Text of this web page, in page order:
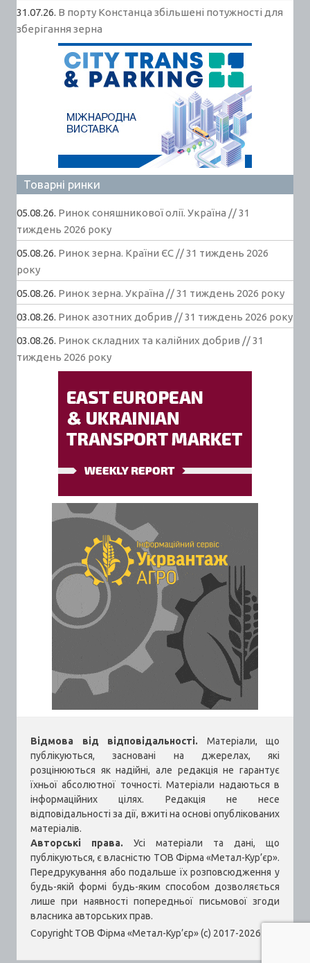
31.07.26. В порту Констанца збільшені потужності для
зберігання зерна
Товарні ринки
05.08.26. Ринок соняшникової олії. Україна // 31
тиждень 2026 року
05.08.26. Ринок зерна. Країни ЄС // 31 тиждень 2026
року
05.08.26. Ринок зерна. Україна // 31 тиждень 2026 року
03.08.26. Ринок азотних добрив // 31 тиждень 2026 року
03.08.26. Ринок складних та калійних добрив // 31
тиждень 2026 року
Відмова від відповідальності. Матеріали, що
публікуються, засновані на джерелах, які
розцінюються як надійні, але редакція не гарантує
їхньої абсолютної точності. Матеріали надаються в
інформаційних цілях. Редакція не несе
відповідальності за дії, вжиті на основі опублікованих
матеріалів.
Авторські права. Усі матеріали та дані, що
публікуються, є власністю ТОВ Фірма «Метал-Кур’єр».
Передрукування або подальше їх розповсюдження у
будь-якій формі будь-яким способом дозволяється
лише при наявності попередньої письмової згоди
власника авторських прав.
Copyright ТОВ Фірма «Метал-Кур’єр» (c) 2017-2026